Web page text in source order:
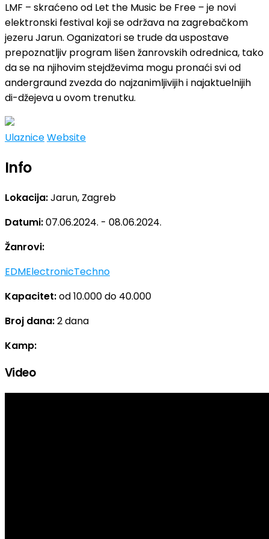
LMF – skraćeno od Let the Music be Free – je novi
elektronski festival koji se održava na zagrebačkom
jezeru Jarun. Oganizatori se trude da uspostave
prepoznatljiv program lišen žanrovskih odrednica, tako
da se na njihovim stejdževima mogu pronaći svi od
andergraund zvezda do najzanimljivijih i najaktuelnijih
di-džejeva u ovom trenutku.
UlazniceWebsite
Info
Lokacija:Jarun, Zagreb
Datumi:07.06.2024. - 08.06.2024.
Žanrovi:
EDMElectronicTechno
Kapacitet:od 10.000 do 40.000
Broj dana:2 dana
Kamp:
Video